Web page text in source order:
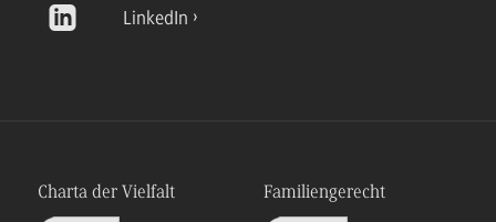
LinkedIn
Charta der Vielfalt Familiengerecht